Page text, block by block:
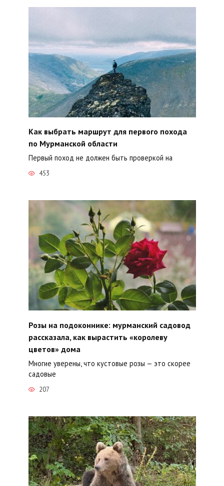
Как выбрать маршрут для первого похода
по Мурманской области
Первый поход не должен быть проверкой на
453
Розы на подоконнике: мурманский садовод
рассказала, как вырастить «королеву
цветов» дома
Многие уверены, что кустовые розы — это скорее
садовые
207